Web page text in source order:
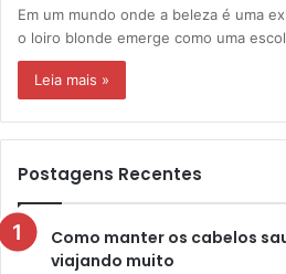
Em um mundo onde a beleza é uma
o loiro blonde emerge como uma
Leia mais »
Postagens Recentes
Como manter os cabelos
viajando muito